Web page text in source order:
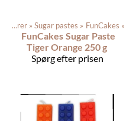
Dagligvarer ‪» Sugar pastes ‪» FunCakes ‪»
FunCakes Sugar Paste
Tiger Orange 250 g
Spørg efter prisen